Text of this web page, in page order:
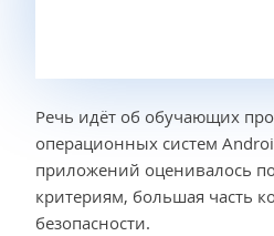
Речь идёт об обучающих
операционных систем
приложений оценивалось
критериям, большая часть
безопасности.